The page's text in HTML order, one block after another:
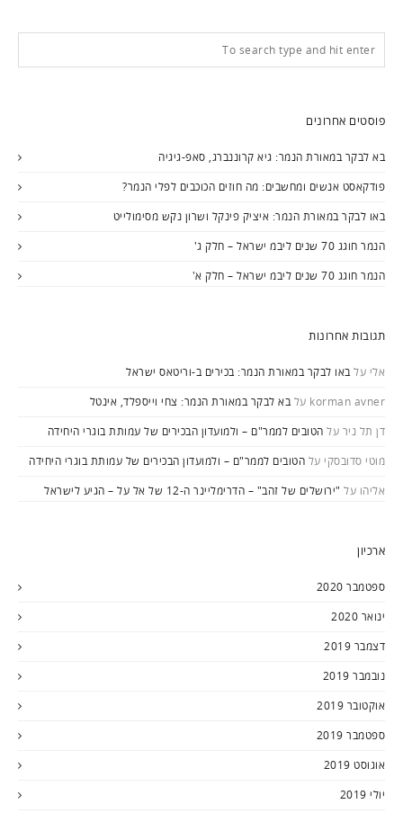
פוסטים אחרונים
בא לבקר במאורת הנמר: גיא קרוננברג, סאפ-גיגיה
פודקאסט אנשים ומחשבים: מה חוזים הכוכבים לפלי הנמר?
באו לבקר במאורת הנמר: איציק פינקל ושרון נקש מסימולייט
הנמר חוגג 70 שנים ליבמ ישראל – חלק ג'
הנמר חוגג 70 שנים ליבמ ישראל – חלק א'
תגובות אחרונות
אלי עלבאו לבקר במאורת הנמר: בכירים ב-וריטאס ישראל
korman avner עלבא לבקר במאורת הנמר: צחי וייספלד, אינטל
דן תל ניר על הטובים לממר"ם – ולמועדון הבכירים של עמותת בוגרי היחידה
מוטי סדובסקי על הטובים לממר"ם – ולמועדון הבכירים של עמותת בוגרי היחידה
אליהו על "ירושלים של זהב" – הדרימליינר ה-12 של אל על – הגיע לישראל
ארכיון
ספטמבר 2020
ינואר 2020
דצמבר 2019
נובמבר 2019
אוקטובר 2019
ספטמבר 2019
אוגוסט 2019
יולי 2019